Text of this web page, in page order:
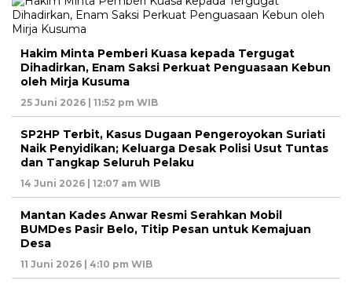
Hakim Minta Pemberi Kuasa kepada Tergugat
Dihadirkan, Enam Saksi Perkuat Penguasaan Kebun
oleh Mirja Kusuma
25 Juni 2026 | 11:52 pm WIB
SP2HP Terbit, Kasus Dugaan Pengeroyokan Suriati
Naik Penyidikan; Keluarga Desak Polisi Usut Tuntas
dan Tangkap Seluruh Pelaku
14 Juni 2026 | 12:07 am WIB
Mantan Kades Anwar Resmi Serahkan Mobil
BUMDes Pasir Belo, Titip Pesan untuk Kemajuan
Desa
11 Juni 2026 | 4:10 pm WIB